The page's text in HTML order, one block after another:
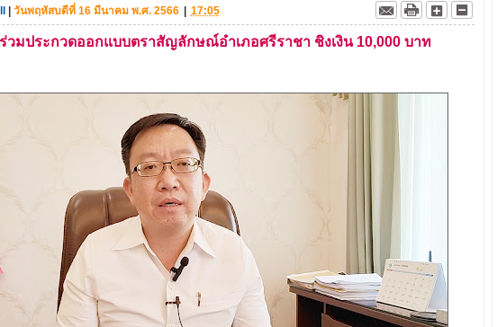
วันพฤหัสบดีที่ 16 มีนาคม พ.ศ. 2566 17:05
วมประกวดออกแบบตราสัญลักษณ์อำเภอศรีราชา ชิงเงิน 10,000 บาท